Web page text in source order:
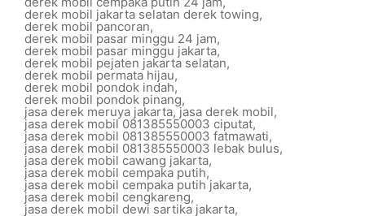
derek mobil jakarta selatan derek towing,
derek mobil pancoran,
derek mobil pasar minggu 24 jam,
derek mobil pasar minggu jakarta,
derek mobil pejaten jakarta selatan,
derek mobil permata hijau,
derek mobil pondok indah,
derek mobil pondok pinang,
jasa derek meruya jakarta,jasa derek mobil,
jasa derek mobil 081385550003 ciputat,
jasa derek mobil 081385550003 fatmawati,
jasa derek mobil 081385550003 lebak bulus,
jasa derek mobil cawang jakarta,
jasa derek mobil cempaka putih,
jasa derek mobil cempaka putih jakarta,
jasa derek mobil cengkareng,
jasa derek mobil dewi sartika jakarta,